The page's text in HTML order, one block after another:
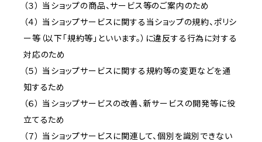
（３） 当ショップの商品、サービス等のご案内のため
（４） 当ショップサービスに関する当ショップの規約、ポリシ
ー等（以下「規約等」といいます。）に違反する行為に対する
対応のため
（５） 当ショップサービスに関する規約等の変更などを通
知するため
（６） 当ショップサービスの改善、新サービスの開発等に役
立てるため
（７） 当ショップサービスに関連して、個別を識別できない